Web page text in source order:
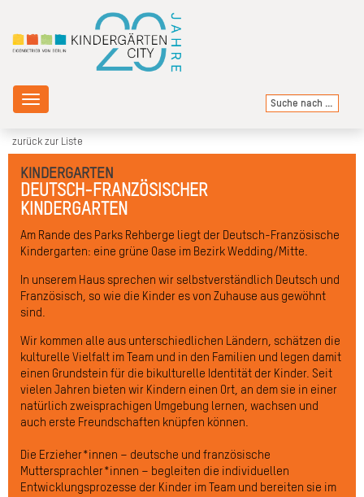
Toggle
navigation
zurück zur Liste
KINDERGARTEN
DEUTSCH-FRANZÖSISCHER
KINDERGARTEN
Am Rande des Parks Rehberge liegt der Deutsch-Französische
Kindergarten: eine grüne Oase im Bezirk Wedding/Mitte.
In unserem Haus sprechen wir selbstverständlich Deutsch und
Französisch, so wie die Kinder es von Zuhause aus gewöhnt
sind.
Wir kommen alle aus unterschiedlichen Ländern, schätzen die
kulturelle Vielfalt im Team und in den Familien und legen damit
einen Grundstein für die bikulturelle Identität der Kinder. Seit
vielen Jahren bieten wir Kindern einen Ort, an dem sie in einer
natürlich zweisprachigen Umgebung lernen, wachsen und
auch erste Freundschaften knüpfen können.
Die Erzieher*innen – deutsche und französische
Muttersprachler*innen – begleiten die individuellen
Entwicklungsprozesse der Kinder im Team und bereiten sie im